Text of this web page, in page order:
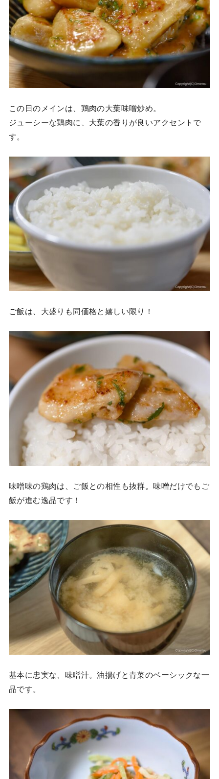
この日のメインは、鶏肉の大葉味噌炒め。
ジューシーな鶏肉に、大葉の香りが良いアクセントで
す。
ご飯は、大盛りも同価格と嬉しい限り！
味噌味の鶏肉は、ご飯との相性も抜群。味噌だけでもご
飯が進む逸品です！
基本に忠実な、味噌汁。油揚げと青菜のベーシックな一
品です。